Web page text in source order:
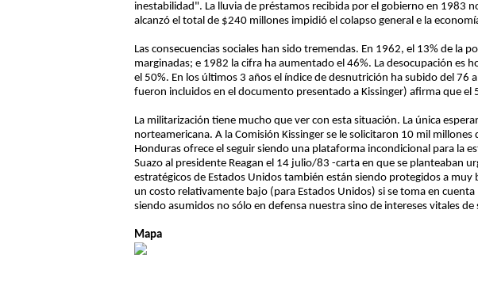
inestabilidad". La lluvia de préstamos recibida por el gobierno en 1983
alcanzó el total de $240 millones impidió el colapso general e la
Las consecuencias sociales han sido tremendas. En 1962, el 13% de la
marginadas; e 1982 la cifra ha aumentado el 46%. La desocupación es
el 50%. En los últimos 3 años el índice de desnutrición ha subido del
fueron incluidos en el documento presentado a Kissinger) afirma que el
La militarización tiene mucho que ver con esta situación. La única
norteamericana. A la Comisión Kissinger se le solicitaron 10 mil
Honduras ofrece el seguir siendo una plataforma incondicional para la
Suazo al presidente Reagan el 14 julio/83 -carta en que se planteaban
estratégicos de Estados Unidos también están siendo protegidos a
un costo relativamente bajo (para Estados Unidos) si se toma en
siendo asumidos no sólo en defensa nuestra sino de intereses vitales de
Mapa